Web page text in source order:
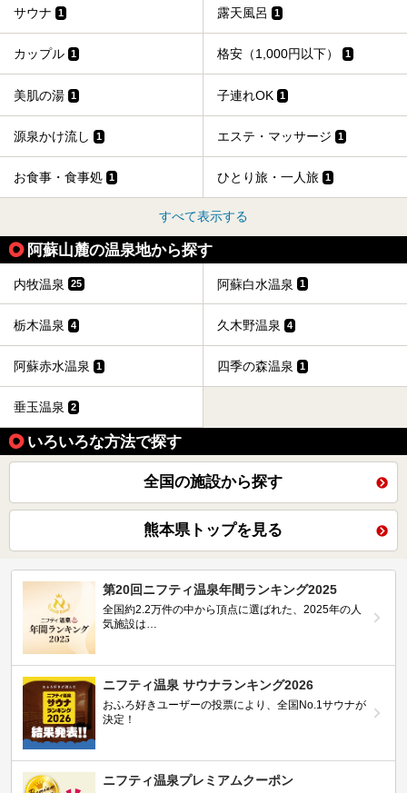
この2軒は今どうなっているのでしょうか。実は現在は「地
獄温泉 青風荘．」「垂玉温泉 瀧日和」として営業を再開し
サウナ 1 露天風呂 1
カップル 1 格安（1,000円以下） 1
美肌の湯 1 子連れOK 1
源泉かけ流し 1 エステ・マッサージ 1
お食事・食事処 1 ひとり旅・一人旅 1
すべて表示する
阿蘇山麓の温泉地から探す
内牧温泉 25 阿蘇白水温泉 1
栃木温泉 4 久木野温泉 4
阿蘇赤水温泉 1 四季の森温泉 1
垂玉温泉 2
いろいろな方法で探す
全国の施設から探す
熊本県トップを見る
第20回ニフティ温泉年間ランキング2025
全国約2.2万件の中から頂点に選ばれた、2025年の人
気施設は…
ニフティ温泉 サウナランキング2026
おふろ好きユーザーの投票により、全国No.1サウナが
決定！
ニフティ温泉プレミアムクーポン